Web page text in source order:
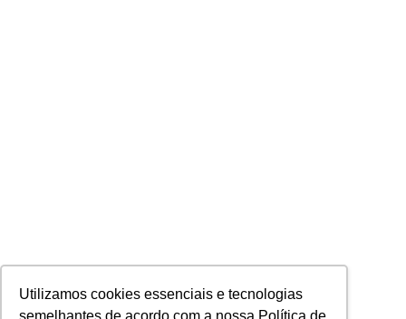
Utilizamos cookies essenciais e tecnologias
semelhantes de acordo com a nossa Política de